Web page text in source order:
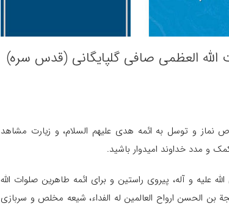
العظمی صافی گلپایگانی (قدس سره)
نماز و توسل به ائمه هدى عليهم السلام، و زيارت مشاهد
و مدد خداوند اميدوار باشيد.
عليه و آله، پيروى راستين و براى ائمه طاهرين صلوات الله
الحسن ارواح العالمين له الفداء، شيعه مخلص و سربازى